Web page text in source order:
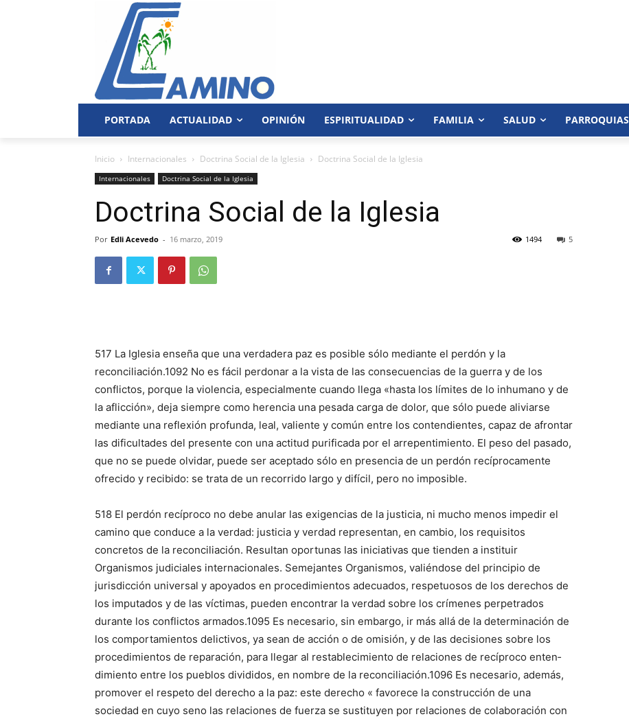
PORTADA ACTUALIDAD OPINIÓN ESPIRITUALIDAD FAMILIA SALUD PARROQUIAS
Inicio Internacionales Doctrina Social de la Iglesia Doctrina Social de la Iglesia
Internacionales Doctrina Social de la Iglesia
Doctrina Social de la Iglesia
Por Edli Acevedo - 16 marzo, 2019 5
1494
517 La Iglesia en­seña que una verdadera paz es posible sólo mediante el perdón y la
reconciliación.1092 No es fácil perdonar a la vista de las consecuencias de la guerra y de los
conflictos, porque la violencia, especialmente cuando llega «hasta los límites de lo inhumano y de
la aflicción», deja siempre como herencia una pesada carga de dolor, que sólo puede aliviarse
mediante una re­flexión profunda, leal, valiente y común entre los contendientes, capaz de afrontar
las dificultades del presente con una actitud purificada por el arrepentimiento. El peso del pasado,
que no se puede olvidar, puede ser aceptado sólo en presencia de un perdón recíprocamente
ofre­cido y recibido: se tra­ta de un recorrido largo y difícil, pero no imposible.
518 El perdón re­cíproco no debe anular las exigencias de la justicia, ni mucho menos impedir el
camino que conduce a la verdad: justicia y verdad representan, en cambio, los requisitos
concretos de la reconciliación. Resultan oportunas las iniciativas que tienden a instituir
Organismos judiciales internacionales. Semejantes Organismos, valiéndose del principio de
jurisdicción universal y apo­yados en procedimientos adecuados, respetuosos de los derechos de
los imputados y de las víctimas, pue­den encontrar la verdad sobre los crímenes perpetrados
durante los conflictos armados.1095 Es necesario, sin embargo, ir más allá de la determinación de
los comportamientos delictivos, ya sean de acción o de omi­sión, y de las decisiones sobre los
procedimientos de reparación, para llegar al restablecimiento de relaciones de recíproco enten­
dimiento entre los pueblos divididos, en nombre de la reconciliación.1096 Es necesario, además,
promover el respeto del derecho a la paz: este derecho « favo­rece la construcción de una
sociedad en cuyo seno las relaciones de fuerza se sus­tituyen por relaciones de colaboración con